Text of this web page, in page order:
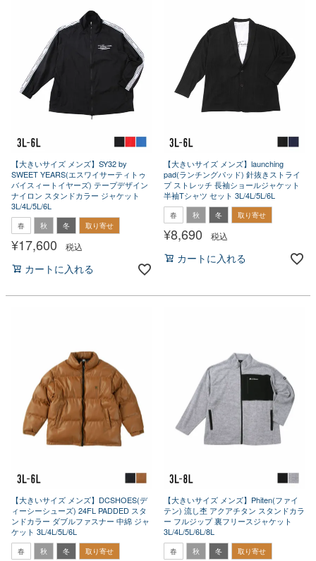
【大きいサイズ メンズ】SY32 by
SWEET YEARS(エスワイサーティトゥ
バイスィートイヤーズ) テープデザイン
ナイロン スタンドカラー ジャケット
3L/4L/5L/6L
春 秋 冬 取り寄せ
¥17,600 税込
カートに入れる
【大きいサイズ メンズ】launching
pad(ランチングパッド) 針抜きストライ
プ ストレッチ 長袖ショールジャケット
半袖Tシャツ セット 3L/4L/5L/6L
春 秋 冬 取り寄せ
¥8,690 税込
カートに入れる
【大きいサイズ メンズ】DCSHOES(デ
ィーシーシューズ) 24FL PADDED スタ
ンドカラー ダブルファスナー 中綿 ジャ
ケット 3L/4L/5L/6L
春 秋 冬 取り寄せ
【大きいサイズ メンズ】Phiten(ファイ
テン) 流し杢 アクアチタン スタンドカラ
ー フルジップ 裏フリースジャケット
3L/4L/5L/6L/8L
春 秋 冬 取り寄せ